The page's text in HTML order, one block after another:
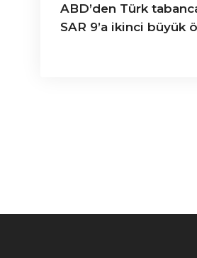
ABD’den Türk
SAR 9’a ikinci büyük